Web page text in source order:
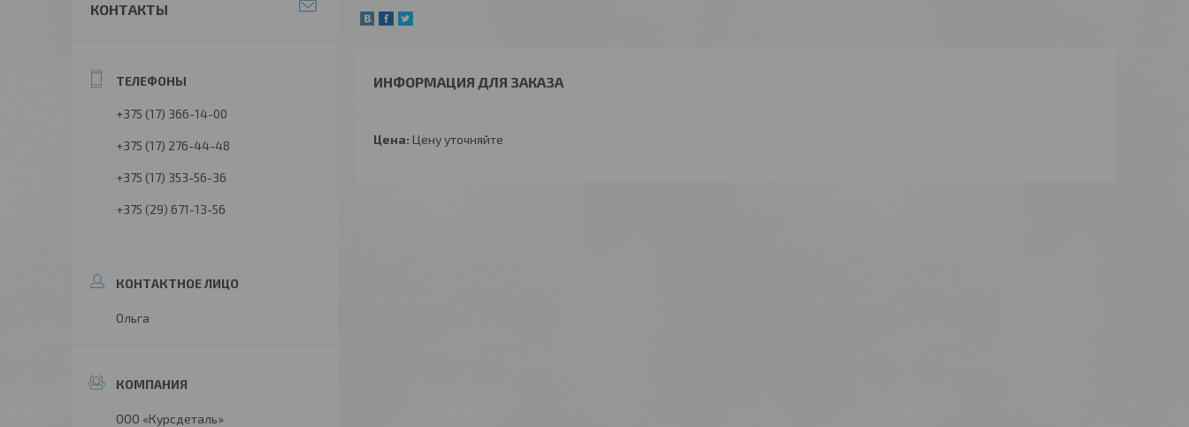
ИНФОРМАЦИЯ ДЛЯ ЗАКАЗА
Цена: Цену уточняйте
КОНТАКТЫ
+375 (17) 366-14-00
+375 (17) 276-44-48
+375 (17) 353-56-36
+375 (29) 671-13-56
Ольга
ООО «Курсдеталь»